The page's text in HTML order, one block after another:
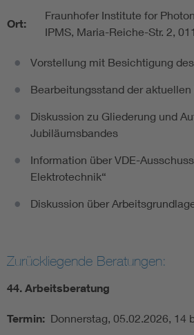
Ort:
Fraunhofer Institute for
IPMS, Maria-Reiche-Str. 2,
Vorstellung mit Besichtigung
Bearbeitungsstand der
Diskussion zu Gliederung und
Jubiläumsbandes
Information über VDE-
Elektrotechnik“
Diskussion über
Zurückliegende Beratungen:
44. Arbeitsberatung
Termin: Donnerstag, 05.02.2026, 14